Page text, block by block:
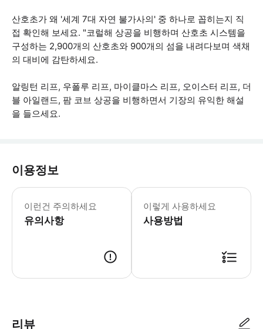
산호초가 왜 '세계 7대 자연 불가사의' 중 하나로 꼽히는지 직
접 확인해 보세요. "코럴해 상공을 비행하며 산호초 시스템을
구성하는 2,900개의 산호초와 900개의 섬을 내려다보며 색채
의 대비에 감탄하세요.
알링턴 리프, 우폴루 리프, 마이클마스 리프, 오이스터 리프, 더
블 아일랜드, 팜 코브 상공을 비행하면서 기장의 유익한 해설
을 들으세요.
이용정보
이런건 주의하세요
유의사항
- 노쇼 또는 24시간 이내 취소 시
이렇게 사용하세요
사용방법
리뷰